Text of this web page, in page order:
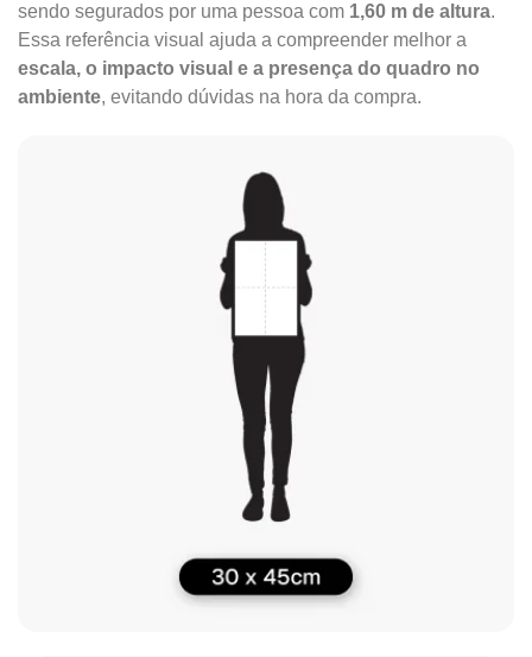
sendo segurados por uma pessoa com 1,60 m de altura.
Essa referência visual ajuda a compreender melhor a
escala, o impacto visual e a presença do quadro no
ambiente, evitando dúvidas na hora da compra.